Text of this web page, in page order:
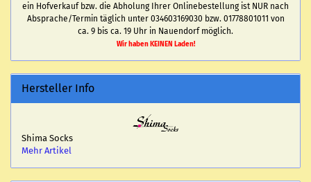
ein Hofverkauf bzw. die Abholung Ihrer Onlinebestellung ist NUR nach
Absprache/Termin täglich unter 034603169030 bzw. 01778801011 von
ca. 9 bis ca. 19 Uhr in Nauendorf möglich.
Wir haben KEINEN Laden!
Hersteller Info
Shima Socks
Mehr Artikel